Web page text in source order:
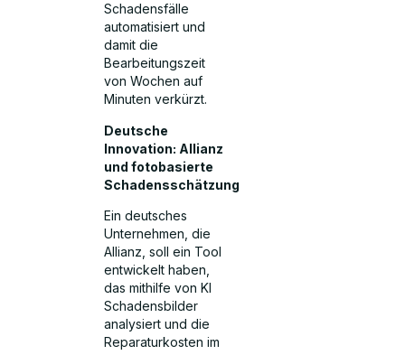
Schadensfälle
automatisiert und
damit die
Bearbeitungszeit
von Wochen auf
Minuten verkürzt.
Deutsche
Innovation: Allianz
und fotobasierte
Schadensschätzung
Ein deutsches
Unternehmen, die
Allianz, soll ein Tool
entwickelt haben,
das mithilfe von KI
Schadensbilder
analysiert und die
Reparaturkosten im